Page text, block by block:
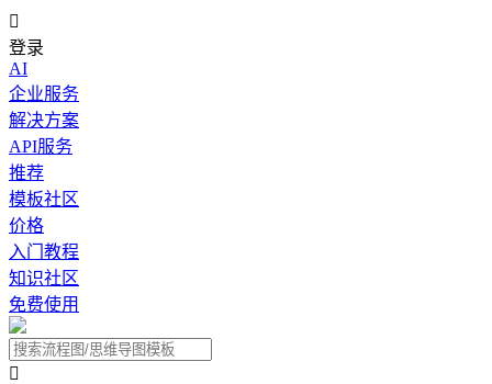

登录
AI
企业服务
解决方案
API服务
推荐
模板社区
价格
入门教程
知识社区
免费使用
